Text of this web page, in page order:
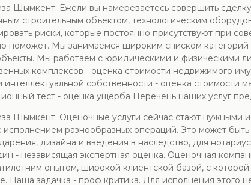
Шымкент. Ежели вы намереваетесь совершить
строительным объектом, технологическим
риски, которые постоянно присутствуют при
поможет. Мы занимаемся широким списком
Мы работаем с юридическими и физическими
комплексов - оценка стоимости недвижимого
интеллектуальной собственности - оценка
тест - оценка ущерба Перечень наших услуг
Шымкент. Оценочные услуги сейчас стают нужными
исполнением разнообразных операций. Это может
дизайна и введения в наследство, для
- независящая экспертная оценка. Оценочная
опытом, широкой клиентской базой, с
Наша задачка - проф критика. Для исполнения этого